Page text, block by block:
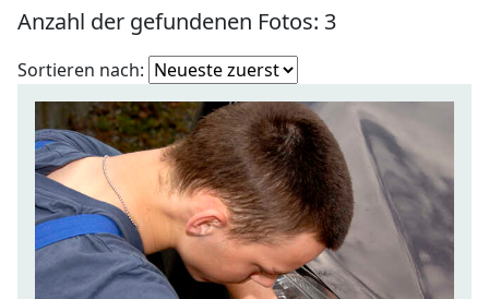
Anzahl der gefundenen Fotos: 3
Sortieren nach: